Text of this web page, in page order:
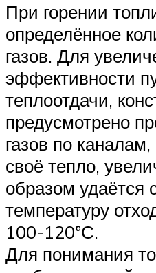
При горении
определённое
газов. Для
эффективности
теплоотдачи,
предусмотрено
газов по
своё тепло,
образом удаётся
температуру
100-120°С.
Для понимания